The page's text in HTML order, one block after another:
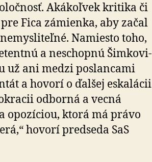
Aká­koľ­vek kritika či
Fica zá­mien­ka, aby začal
Na­miesto toho,
a ne­schop­nú Šim­ko­vi­
už ani medzi poslancami
a ho­vo­rí o ďalšej eska­lá­cii
odborná a vecná
opo­zí­ciou, ktorá má právo
ho­vo­rí pred­seda SaS